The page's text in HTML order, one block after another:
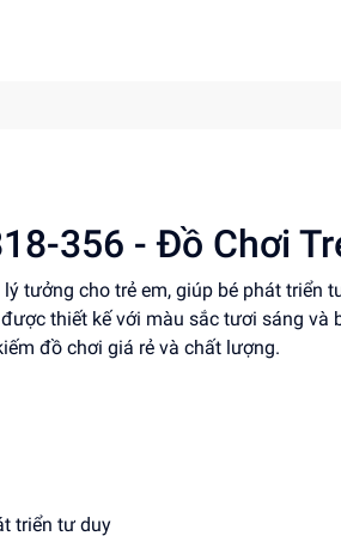
356 - Đồ Chơi
tưởng cho trẻ em, giúp bé phát triển
thiết kế với màu sắc tươi sáng và
đồ chơi giá rẻ và chất lượng.
triển tư duy